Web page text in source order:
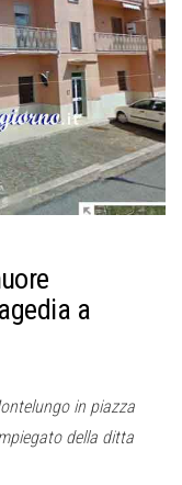
a
in piazza
della ditta